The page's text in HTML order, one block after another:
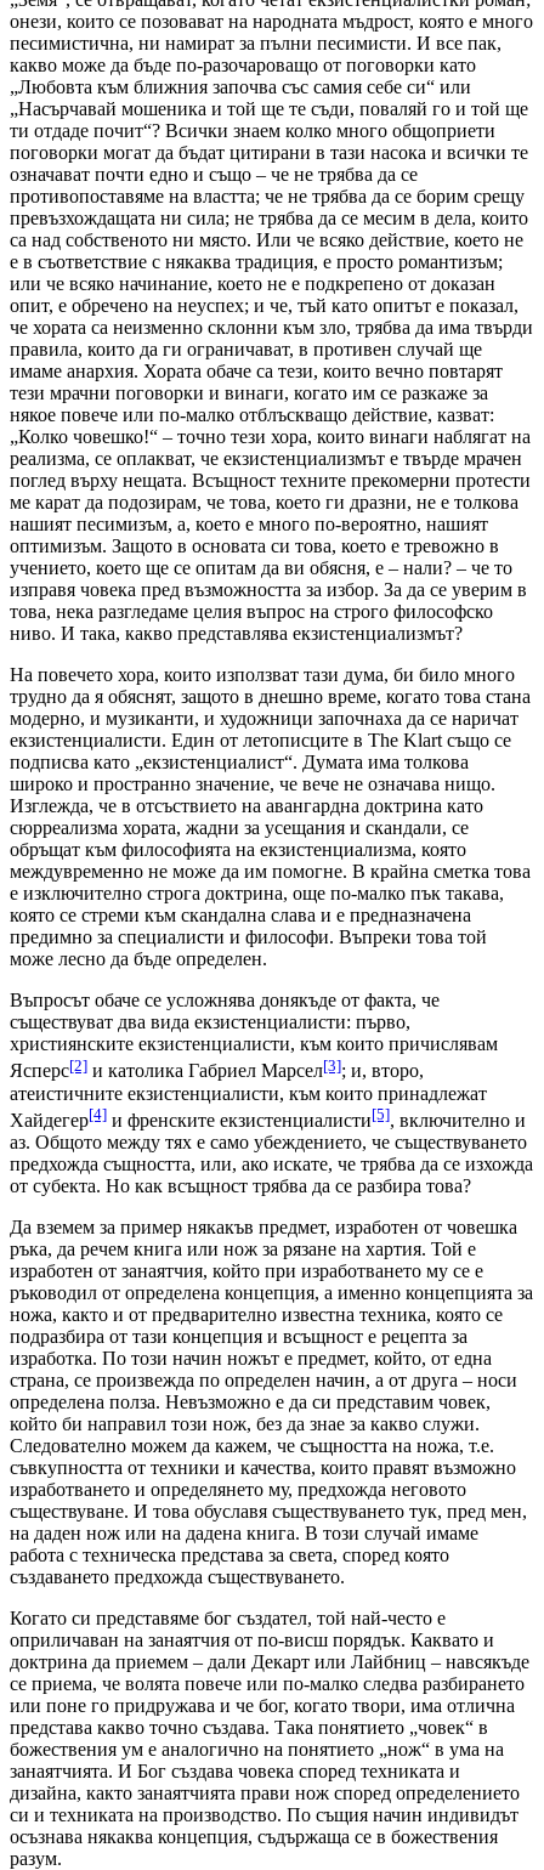
онези, които се позовават на народната мъдрост, която е много
песимистична, ни намират за пълни песимисти. И все пак,
какво може да бъде по-разочароващо от поговорки като
„Любовта към ближния започва със самия себе си“ или
„Насърчавай мошеника и той ще те съди, поваляй го и той ще
ти отдаде почит“? Всички знаем колко много общоприети
поговорки могат да бъдат цитирани в тази насока и всички те
означават почти едно и също – че не трябва да се
противопоставяме на властта; че не трябва да се борим срещу
превъзхождащата ни сила; не трябва да се месим в дела, които
са над собственото ни място. Или че всяко действие, което не
е в съответствие с някаква традиция, е просто романтизъм;
или че всяко начинание, което не е подкрепено от доказан
опит, е обречено на неуспех; и че, тъй като опитът е показал,
че хората са неизменно склонни към зло, трябва да има твърди
правила, които да ги ограничават, в противен случай ще
имаме анархия. Хората обаче са тези, които вечно повтарят
тези мрачни поговорки и винаги, когато им се разкаже за
някое повече или по-малко отблъскващо действие, казват:
„Колко човешко!“ – точно тези хора, които винаги наблягат на
реализма, се оплакват, че екзистенциализмът е твърде мрачен
поглед върху нещата. Всъщност техните прекомерни протести
ме карат да подозирам, че това, което ги дразни, не е толкова
нашият песимизъм, а, което е много по-вероятно, нашият
оптимизъм. Защото в основата си това, което е тревожно в
учението, което ще се опитам да ви обясня, е – нали? – че то
изправя човека пред възможността за избор. За да се уверим в
това, нека разгледаме целия въпрос на строго философско
ниво. И така, какво представлява екзистенциализмът?
На повечето хора, които използват тази дума, би било много
трудно да я обяснят, защото в днешно време, когато това стана
модерно, и музиканти, и художници започнаха да се наричат
екзистенциалисти. Един от летописците в The Klart също се
подписва като „екзистенциалист“. Думата има толкова
широко и пространно значение, че вече не означава нищо.
Изглежда, че в отсъствието на авангардна доктрина като
сюрреализма хората, жадни за усещания и скандали, се
обръщат към философията на екзистенциализма, която
междувременно не може да им помогне. В крайна сметка това
е изключително строга доктрина, още по-малко пък такава,
която се стреми към скандална слава и е предназначена
предимно за специалисти и философи. Въпреки това той
може лесно да бъде определен.
Въпросът обаче се усложнява донякъде от факта, че
съществуват два вида екзистенциалисти: първо,
християнските екзистенциалисти, към които причислявам
Ясперс[2] и католика Габриел Марсел[3]; и, второ,
атеистичните екзистенциалисти, към които принадлежат
Хайдегер[4] и френските екзистенциалисти[5], включително и
аз. Общото между тях е само убеждението, че съществуването
предхожда същността, или, ако искате, че трябва да се изхожда
от субекта. Но как всъщност трябва да се разбира това?
Да вземем за пример някакъв предмет, изработен от човешка
ръка, да речем книга или нож за рязане на хартия. Той е
изработен от занаятчия, който при изработването му се е
ръководил от определена концепция, а именно концепцията за
ножа, както и от предварително известна техника, която се
подразбира от тази концепция и всъщност е рецепта за
изработка. По този начин ножът е предмет, който, от една
страна, се произвежда по определен начин, а от друга – носи
определена полза. Невъзможно е да си представим човек,
който би направил този нож, без да знае за какво служи.
Следователно можем да кажем, че същността на ножа, т.е.
съвкупността от техники и качества, които правят възможно
изработването и определянето му, предхожда неговото
съществуване. И това обуславя съществуването тук, пред мен,
на даден нож или на дадена книга. В този случай имаме
работа с техническа представа за света, според която
създаването предхожда съществуването.
Когато си представяме бог създател, той най-често е
оприличаван на занаятчия от по-висш порядък. Каквато и
доктрина да приемем – дали Декарт или Лайбниц – навсякъде
се приема, че волята повече или по-малко следва разбирането
или поне го придружава и че бог, когато твори, има отлична
представа какво точно създава. Така понятието „човек“ в
божествения ум е аналогично на понятието „нож“ в ума на
занаятчията. И Бог създава човека според техниката и
дизайна, както занаятчията прави нож според определението
си и техниката на производство. По същия начин индивидът
осъзнава някаква концепция, съдържаща се в божествения
разум.